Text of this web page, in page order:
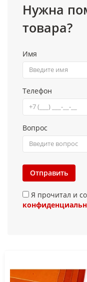
Нужна
товара?
Имя
Телефон
Вопрос
Отправить
Я прочитал и